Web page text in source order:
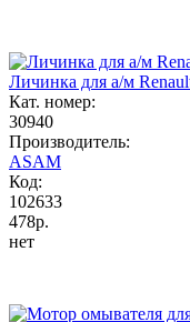
Личинка для а/м
Кат. номер:
30940
Производитель:
ASAM
Код:
102633
478р.
нет